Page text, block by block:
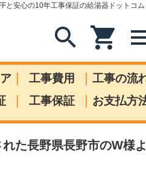
と安心の10年工事保証の給湯器ドットコム
search shopping_cart
| 工事費用 | 工事の流
| 工事保証 | お支払方
た長野県長野市のW様